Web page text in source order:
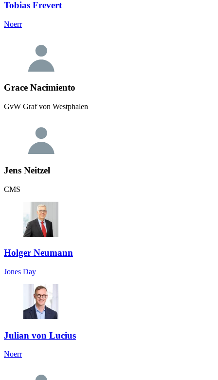
Tobias Frevert
Noerr
Grace Nacimiento
GvW Graf von Westphalen
Jens Neitzel
CMS
Holger Neumann
Jones Day
Julian von Lucius
Noerr